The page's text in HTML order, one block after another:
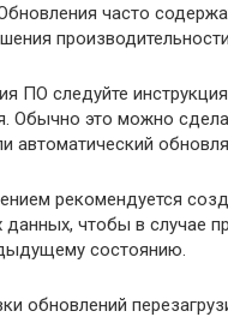
часто
ПО следуйте
Обычно это можно
автоматический
рекомендуется
чтобы в случае
состоянию.
обновлений